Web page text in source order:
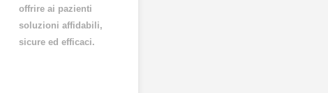
offrire ai pazienti
soluzioni affidabili,
sicure ed efficaci.